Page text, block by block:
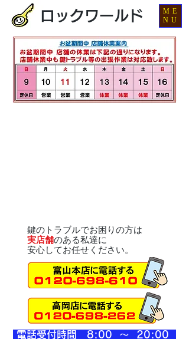
ロックワールド
鍵のトラブルでお困りの方は
実店舗のある私達に
安心してお任せください。
​電話受付時間 8:00 ～ 20:00
ME
NU